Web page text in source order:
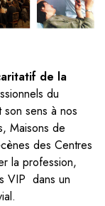
de la
du
son sens à nos
Maisons de
des Centres
la profession,
VIP dans un